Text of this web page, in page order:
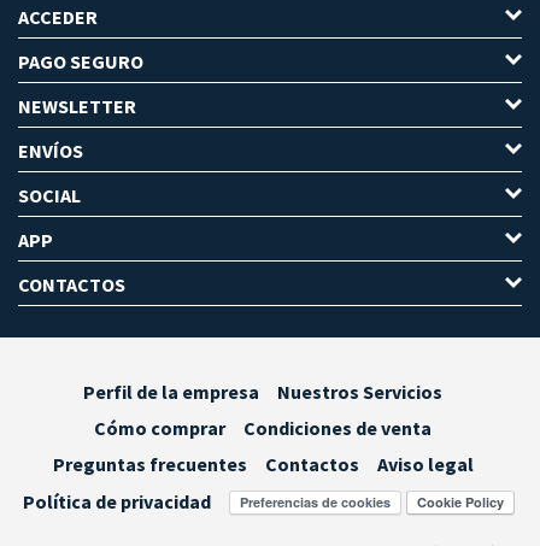
ACCEDER
PAGO SEGURO
NEWSLETTER
ENVÍOS
SOCIAL
APP
CONTACTOS
Perfil de la empresa
Nuestros Servicios
Cómo comprar
Condiciones de venta
Preguntas frecuentes
Contactos
Aviso legal
Política de privacidad
Preferencias de cookies